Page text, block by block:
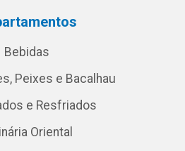
Bebidas
Peixes e Bacalhau
e Resfriados
Oriental